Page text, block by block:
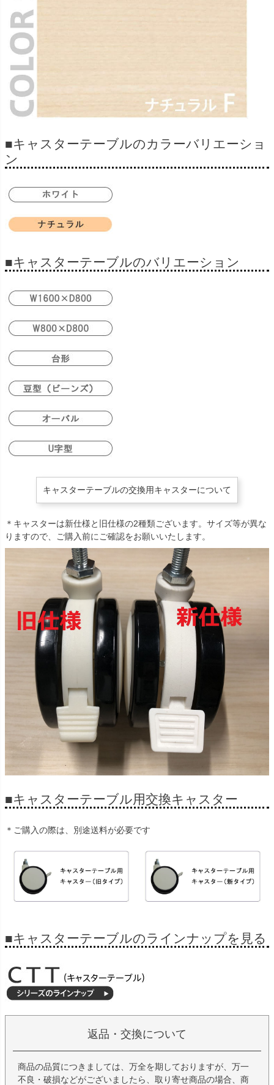
■キャスターテーブルのカラーバリエーショ
ン
■キャスターテーブルのバリエーション
キャスターテーブルの交換用キャスターについて
＊キャスターは新仕様と旧仕様の2種類ございます。サイズ等が異な
りますので、ご購入前にご確認をお願いいたします。
■キャスターテーブル用交換キャスター
＊ご購入の際は、別途送料が必要です
■キャスターテーブルのラインナップを見る
返品・交換について
商品の品質につきましては、万全を期しておりますが、万一
不良・破損などがございましたら、取り寄せ商品の場合、商